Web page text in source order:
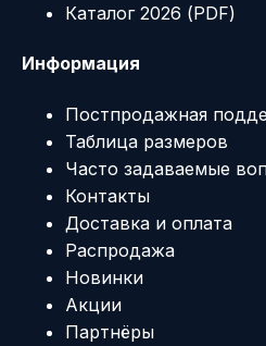
Каталог 2026 (PDF)
Информация
Постпродажная
Таблица размеров
Часто задаваемые
Контакты
Доставка и оплата
Распродажа
Новинки
Акции
Партнёры